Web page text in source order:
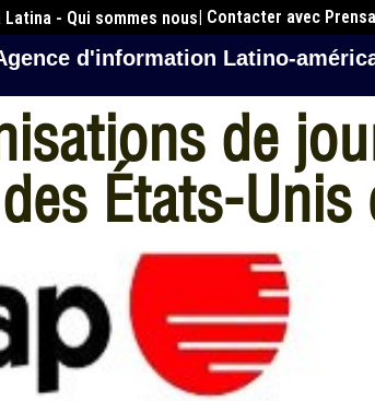
Latina - Qui sommes nous| Contacter avec
d'information Latino-
de
États-